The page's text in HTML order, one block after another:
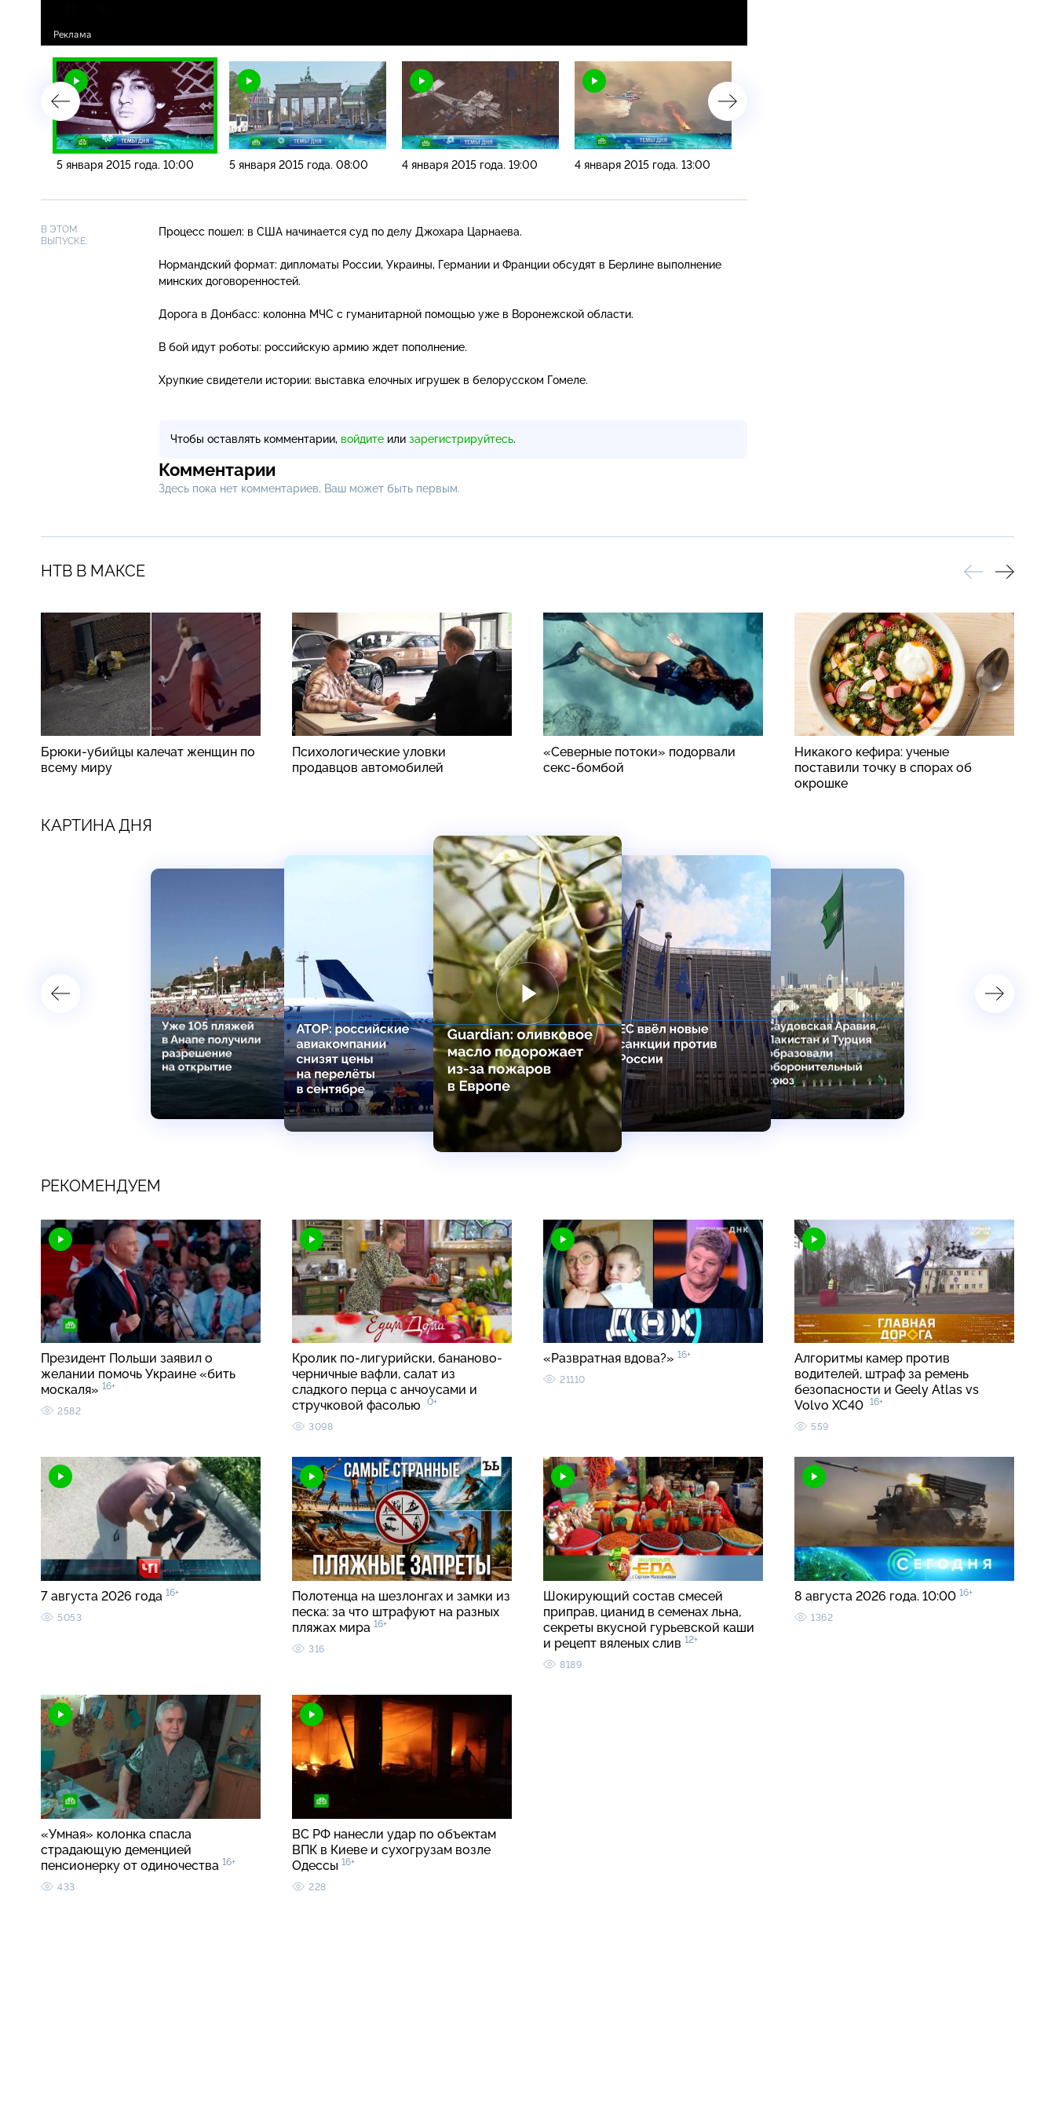
5 января 2015 года. 10:00 5 января 2015 года. 08:00 4 января 2015 года. 19:00 4 января 2015 года. 13:00
В ЭТОМ
ВЫПУСКЕ:
Процесс пошел: в США начинается суд по делу Джохара Царнаева.
Нормандский формат: дипломаты России, Украины, Германии и Франции обсудят в Берлине выполнение
минских договоренностей.
Дорога в Донбасс: колонна МЧС с гуманитарной помощью уже в Воронежской области.
В бой идут роботы: российскую армию ждет пополнение.
Хрупкие свидетели истории: выставка елочных игрушек в белорусском Гомеле.
Чтобы оставлять комментарии, войдите или зарегистрируйтесь.
Комментарии
Здесь пока нет комментариев, Ваш может быть первым.
НТВ В МАКСЕ
Брюки-убийцы калечат женщин по
всему миру
Психологические уловки
продавцов автомобилей
«Северные потоки» подорвали
секс-бомбой
Никакого кефира: ученые
поставили точку в спорах об
окрошке
КАРТИНА ДНЯ
РЕКОМЕНДУЕМ
Президент Польши заявил о
желании помочь Украине «бить
москаля» 16+
2582
Кролик по-лигурийски, бананово-
черничные вафли, салат из
сладкого перца с анчоусами и
стручковой фасолью
0+
3098
«Развратная вдова?» 16+
21110
Алгоритмы камер против
водителей, штраф за ремень
безопасности и Geely Atlas vs
Volvo XC40 16+
559
7 августа 2026 года 16+
5053
Полотенца на шезлонгах и замки из
песка: за что штрафуют на разных
пляжах мира 16+
316
Шокирующий состав смесей
приправ, цианид в семенах льна,
секреты вкусной гурьевской каши
и рецепт вяленых слив 12+
8189
8 августа 2026 года. 10:00 16+
1362
«Умная» колонка спасла
страдающую деменцией
пенсионерку от одиночества 16+
433
ВС РФ нанесли удар по объектам
ВПК в Киеве и сухогрузам возле
Одессы 16+
228